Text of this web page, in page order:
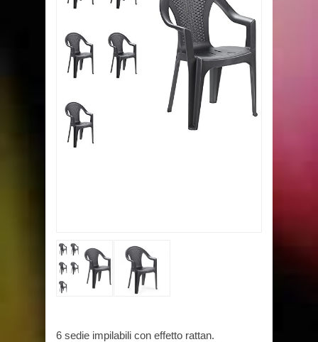
6 sedie impilabili con effetto rattan.